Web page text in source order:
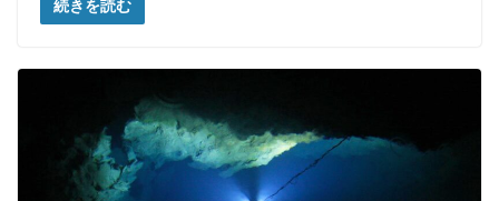
続きを読む